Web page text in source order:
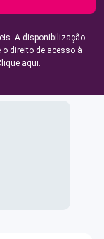
A disponibilização
direito de acesso à
aqui.